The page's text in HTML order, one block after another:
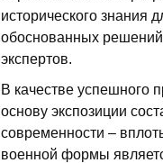
исторического знания
обоснованных
экспертов.
В качестве успешного
основу экспозиции
современности –
военной формы